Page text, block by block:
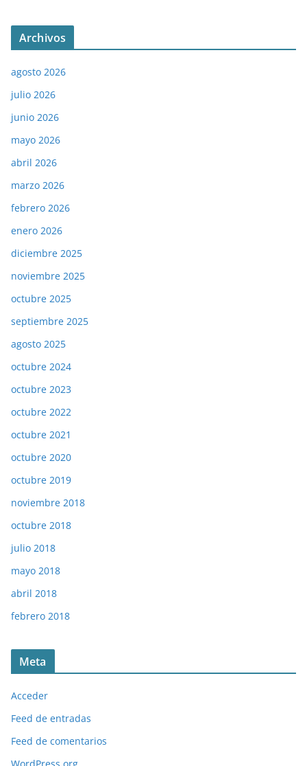
Archivos
agosto 2026
julio 2026
junio 2026
mayo 2026
abril 2026
marzo 2026
febrero 2026
enero 2026
diciembre 2025
noviembre 2025
octubre 2025
septiembre 2025
agosto 2025
octubre 2024
octubre 2023
octubre 2022
octubre 2021
octubre 2020
octubre 2019
noviembre 2018
octubre 2018
julio 2018
mayo 2018
abril 2018
febrero 2018
Meta
Acceder
Feed de entradas
Feed de comentarios